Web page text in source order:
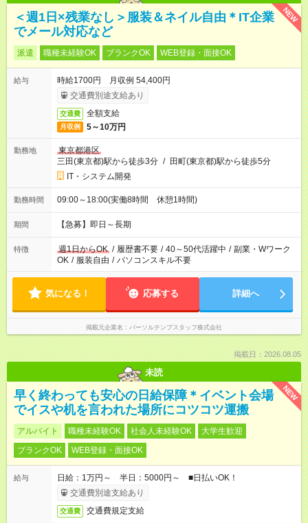
NEW
＜週1日×残業なし＞服装＆ネイル自由＊IT企業
でメール対応など
派遣 職種未経験OK ブランクOK WEB登録・面接OK
給与
時給1700円 月収例 54,400円
交通費別途支給あり
交通費 全額支給
月収例 5～10万円
勤務地
東京都港区
三田(東京都)駅から徒歩3分 / 田町(東京都)駅から徒歩5分
IT・システム開発
勤務時間 09:00～18:00(実働8時間 休憩1時間)
期間 【急募】即日～長期
特徴 週1日からOK / 履歴書不要 / 40～50代活躍中 / 副業・Wワーク
OK / 服装自由 / パソコンスキル不要
気になる！ 応募する 詳細へ
掲載元企業名 パーソルテンプスタッフ株式会社
掲載日：2026.08.05
未読
NEW
早く終わっても安心の日給保障＊イベント会場
でイスや机を言われた場所にコツコツ運搬
アルバイト 職種未経験OK 社会人未経験OK
大学生歓迎
ブランクOK
WEB登録・面接OK
給与
日給：1万円～ 半日：5000円～ ■日払いOK！
交通費別途支給あり
交通費 交通費規定支給